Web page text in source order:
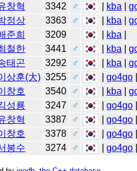
창혁 3342 ♂ kba |
정상 3363 ♂ kba |
준희 3209 kba
철한 3441 ♂ kba |
태곤 3292 ♂ kba |
상훈(大) 3255 ♂ |go4go
창호 3540 ♂ kba |
성룡 3247 ♂ |go4go
창혁 3387 ♂ |go4go
창호 3378 ♂ |go4go
봉수 3274 ♂ |go4go